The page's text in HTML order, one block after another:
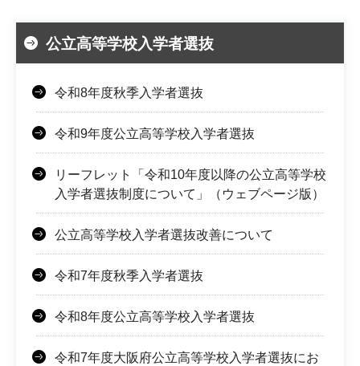
公立高等学校入学者選抜
令和8年度秋季入学者選抜
令和9年度公立高等学校入学者選抜
リーフレット「令和10年度以降の公立高等学校
入学者選抜制度について」（ウェブページ版）
公立高等学校入学者選抜改善について
令和7年度秋季入学者選抜
令和8年度公立高等学校入学者選抜
令和7年度大阪府公立高等学校入学者選抜にお